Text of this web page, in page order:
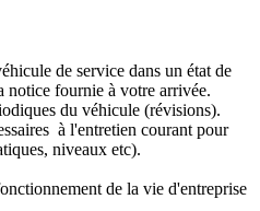
de service dans un état de
notice fournie à votre arrivée.
du véhicule (révisions).
à l'entretien courant pour
niveaux etc).
de la vie d'entreprise